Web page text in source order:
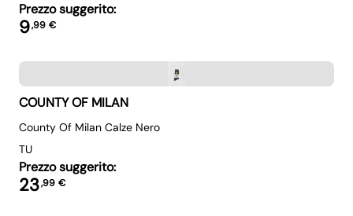
Prezzo suggerito:
9,99 €
COUNTY OF MILAN
County Of Milan Calze Nero
TU
Prezzo suggerito:
23,99 €